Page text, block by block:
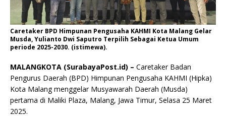
Caretaker BPD Himpunan Pengusaha KAHMI Kota Malang Gelar
Musda, Yulianto Dwi Saputro Terpilih Sebagai Ketua Umum
periode 2025-2030. (istimewa).
MALANGKOTA (SurabayaPost.id) – Caretaker Badan
Pengurus Daerah (BPD) Himpunan Pengusaha KAHMI (Hipka)
Kota Malang menggelar Musyawarah Daerah (Musda)
pertama di Maliki Plaza, Malang, Jawa Timur, Selasa 25 Maret
2025.